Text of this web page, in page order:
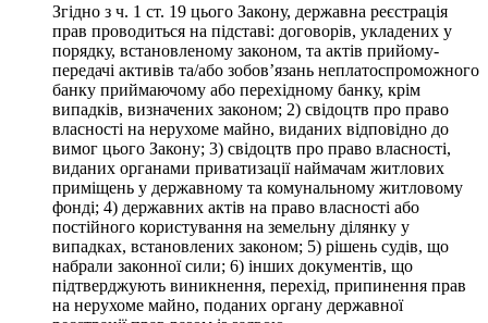
Згідно з ч. 1 ст. 19 цього Закону, державна реєстрація
прав проводиться на підставі: договорів, укладених у
порядку, встановленому законом, та актів прийому-
передачі активів та/або зобов’язань неплатоспроможного
банку приймаючому або перехідному банку, крім
випадків, визначених законом; 2) свідоцтв про право
власності на нерухоме майно, виданих відповідно до
вимог цього Закону; 3) свідоцтв про право власності,
виданих органами приватизації наймачам житлових
приміщень у державному та комунальному житловому
фонді; 4) державних актів на право власності або
постійного користування на земельну ділянку у
випадках, встановлених законом; 5) рішень судів, що
набрали законної сили; 6) інших документів, що
підтверджують виникнення, перехід, припинення прав
на нерухоме майно, поданих органу державної